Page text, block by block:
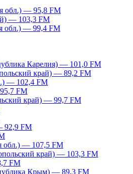
обл.) — 95,8 FM
— 103,3 FM
обл.) — 99,4 FM
Карелия) — 101,0 FM
край) — 89,2 FM
— 102,4 FM
FM
край) — 99,7 FM
92,9 FM
обл.) — 107,5 FM
край) — 103,3 FM
FM
Крым) — 89,3 FM